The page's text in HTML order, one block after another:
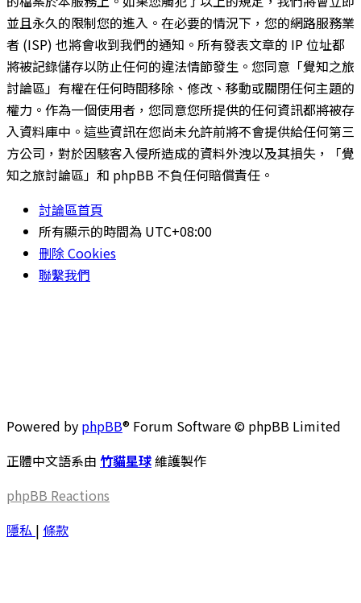
並且永久的限制您的進入。在必要的情況下，您的網路服務業
者 (ISP) 也將會收到我們的通知。所有發表文章的 IP 位址都
將被記錄儲存以防止任何的違法情節發生。您同意「覺知之旅
討論區」有權在任何時間移除、修改、移動或關閉任何主題的
權力。作為一個使用者，您同意您所提供的任何資訊都將被存
入資料庫中。這些資訊在您尚未允許前將不會提供給任何第三
方公司，對於因駭客入侵所造成的資料外洩以及其損失，「覺
知之旅討論區」和 phpBB 不負任何賠償責任。
討論區首頁
所有顯示的時間為 UTC+08:00
刪除 Cookies
聯繫我們
Powered by phpBB® Forum Software © phpBB Limited
正體中文語系由 竹貓星球維護製作
phpBB Reactions
隱私 | 條款